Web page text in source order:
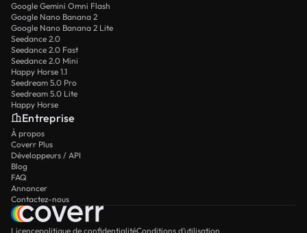
Google Gemini Omni Flash
Google Nano Banana 2
Google Nano Banana 2 Lite
Seedance 2.0
Seedance 2.0 Fast
Seedance 2.0 Mini
Happy Horse 1.1
Seedream 5.0 Pro
Seedream 5.0 Lite
Happy Horse
Entreprise
À propos
Coverr Plus
Développeurs / API
Blog
FAQ
Annoncer
Contactez-nous
Licencepolitique de confidentialitéConditions d’utilisation